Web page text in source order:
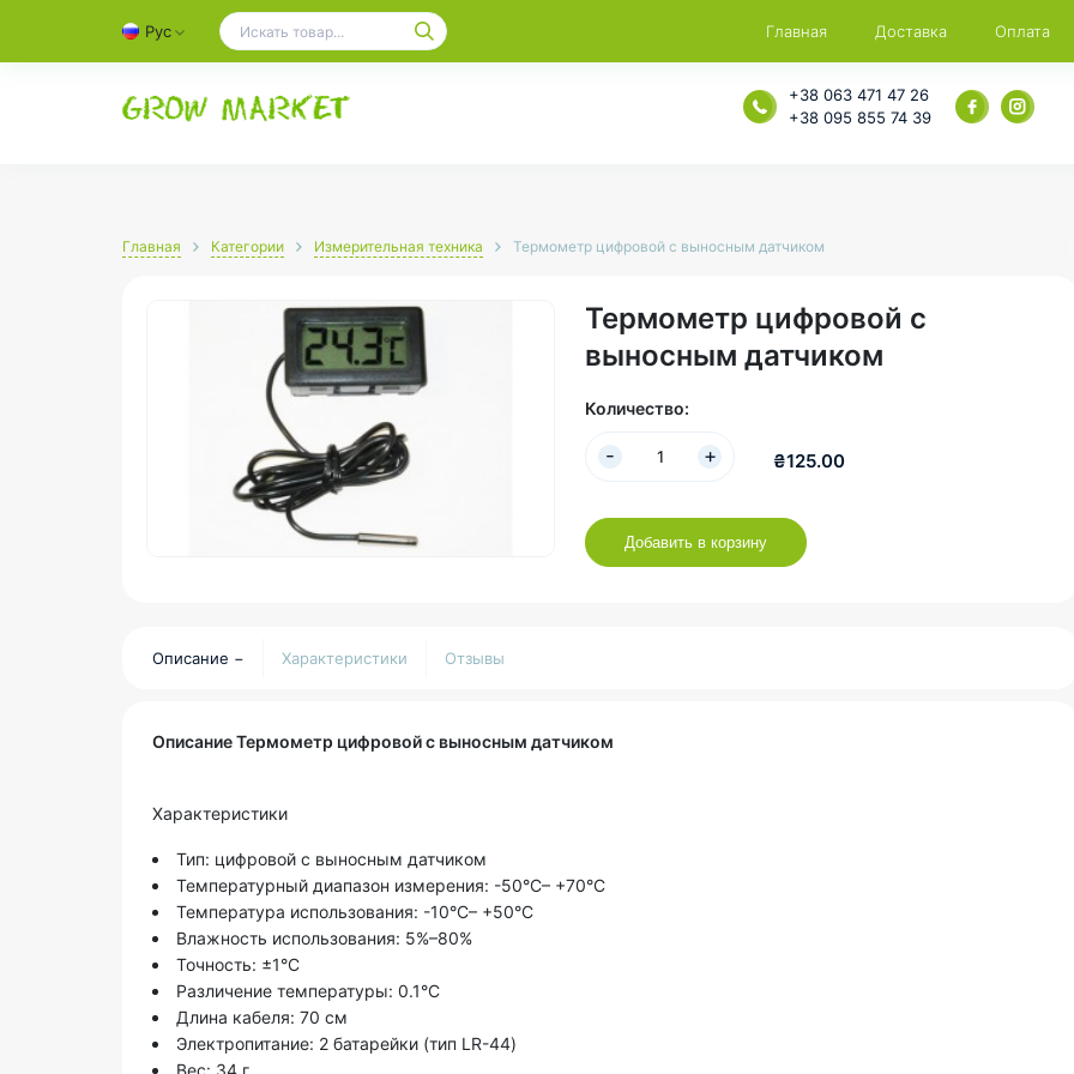
Рус Главная Доставка Оплата
+38 063 471 47 26
+38 095 855 74 39
Главная Категории Измерительная техника Термометр цифровой с выносным датчиком
Термометр цифровой с
выносным датчиком
Количество:
₴125.00
Добавить в корзину
Описание Характеристики Отзывы
Описание Термометр цифровой с выносным датчиком
Характеристики
Тип: цифровой с выносным датчиком
Температурный диапазон измерения: -50°C– +70°C
Температура использования: -10°C– +50°C
Влажность использования: 5%–80%
Точность: ±1°C
Различение температуры: 0.1°C
Длина кабеля: 70 см
Электропитание: 2 батарейки (тип LR-44)
Вес: 34 г